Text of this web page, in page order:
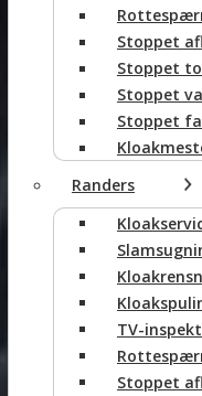
Stoppet
Stoppet
Stoppet
Stoppet
Randers
TV-
Stoppet